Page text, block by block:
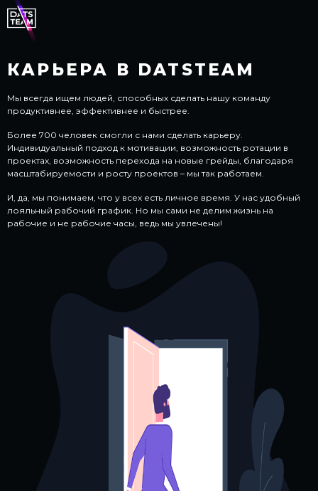
КАРЬЕРА В DATSTEAM
Мы всегда ищем людей, способных сделать нашу команду
продуктивнее, эффективнее и быстрее.
Более 700 человек смогли с нами сделать карьеру.
Индивидуальный подход к мотивации, возможность ротации в
проектах, возможность перехода на новые грейды, благодаря
масштабируемости и росту проектов – мы так работаем.
И, да, мы понимаем, что у всех есть личное время. У нас удобный
лояльный рабочий график. Но мы сами не делим жизнь на
рабочие и не рабочие часы, ведь мы увлечены!